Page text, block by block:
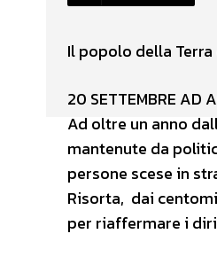
Il popolo della
20 SETTEMBRE AD
Ad oltre un anno
mantenute da
persone scese in
Risorta, dai
per riaffermare i